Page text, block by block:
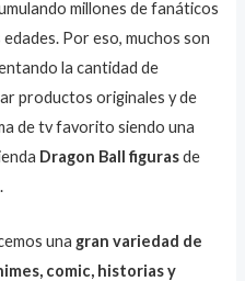
millones de fanáticos
Por eso, muchos son
la cantidad de
productos originales y de
de tv favorito siendo una
Dragon Ball figurasde
una gran variedad de
comic, historias y